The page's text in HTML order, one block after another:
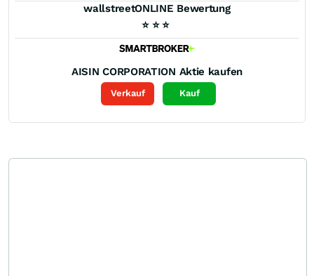
wallstreetONLINE Bewertung
⭐ ⭐ ⭐
AISIN CORPORATION Aktie kaufen
Verkauf Kauf